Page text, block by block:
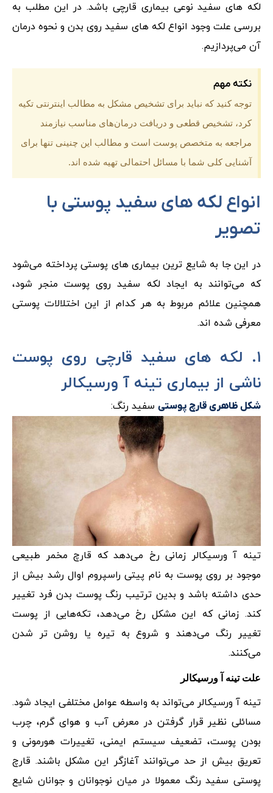
لکه های سفید نوعی بیماری قارچی باشد. در این مطلب به
بررسی علت وجود انواع لکه های سفید روی بدن و نحوه درمان
آن می‌پردازیم.
نکته مهم
توجه کنید که نباید برای تشخیص مشکل به مطالب اینترنتی تکیه
کرد، تشخیص قطعی و دریافت درمان‌های مناسب نیازمند
مراجعه به متخصص پوست است و مطالب این چنینی تنها برای
آشنایی کلی شما با مسائل احتمالی تهیه شده اند.
انواع لکه های سفید پوستی با
تصویر
در این جا به شایع ترین بیماری های پوستی پرداخته می‌شود
که می‌توانند به ایجاد لکه سفید روی پوست منجر شود،
همچنین علائم مربوط به هر کدام از این اختلالات پوستی
معرفی شده اند.
۱. لکه های سفید قارچی روی پوست
ناشی از بیماری تینه آ ورسیکالر
شکل ظاهری قارچ پوستی سفید رنگ:
تینه آ ورسیکالر زمانی رخ می‌دهد که قارچ مخمر طبیعی
موجود بر روی پوست به نام پیتی راسپروم اوال رشد بیش از
حدی داشته باشد و بدین ترتیب رنگ پوست بدن فرد تغییر
‌کند. زمانی که این مشکل رخ می‌دهد، تکه‌هایی از پوست
تغییر رنگ می‌دهند و شروع به تیره یا روشن تر شدن
می‌کنند.
علت تینه آ ورسیکالر
تینه آ ورسیکالر می‌تواند به واسطه عوامل مختلفی ایجاد شود.
مسائلی نظیر قرار گرفتن در معرض آب و هوای گرم، چرب
بودن پوست، تضعیف سیستم ایمنی، تغییرات هورمونی و
تعریق بیش از حد می‌توانند آغازگر این مشکل باشند. قارچ
پوستی سفید رنگ معمولا در میان نوجوانان و جوانان شایع